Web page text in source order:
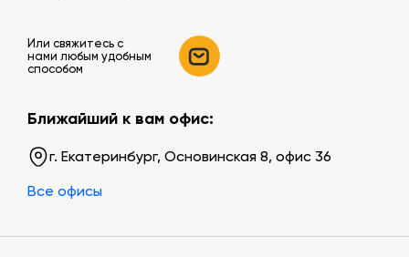
Или свяжитесь c
нами любым удобным
способом
Ближайший к вам офис:
г. Екатеринбург, Основинская 8, офис 36
Все офисы